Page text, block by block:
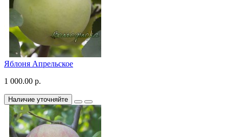
Яблоня Апрельское
1 000.00 р.
Наличие уточняйте